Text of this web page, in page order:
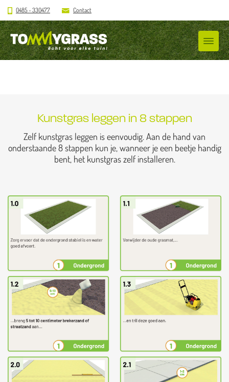
0485 - 330477 Contact
Kunstgras leggen in 8 stappen
Zelf kunstgras leggen is eenvoudig. Aan de hand van
onderstaande 8 stappen kun je, wanneer je een beetje handig
bent, het kunstgras zelf installeren.